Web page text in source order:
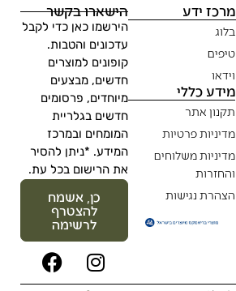
מרכז ידע
בלוג
טיפים
וידאו
מידע כללי
תקנון אתר
מדיניות פרטיות
מדיניות משלוחים
והחזרות
הצהרת נגישות
הישארו בקשר
הירשמו כאן כדי לקבל
עדכונים והטבות.
קופונים למוצרים
חדשים, מבצעים
מיוחדים, פרסומים
חדשים בגלריית
המומחים ובמרכז
המידע. *ניתן להסיר
את הרישום בכל עת.
כן, אשמח
להצטרף
לרשימה